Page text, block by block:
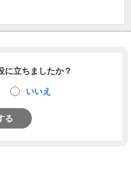
に立ちましたか？
いいえ
る